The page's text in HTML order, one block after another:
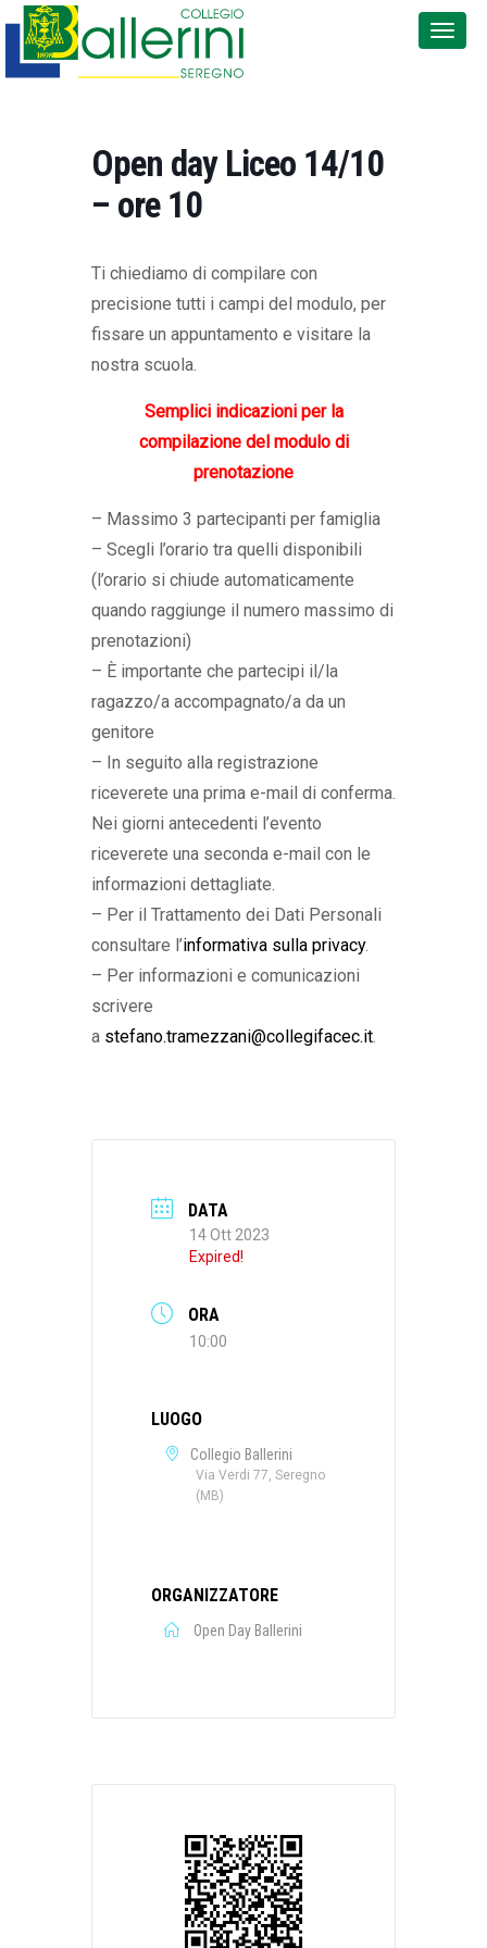
Open day Liceo 14/10
– ore 10
Ti chiediamo di compilare con
precisione tutti i campi del modulo, per
fissare un appuntamento e visitare la
nostra scuola.
Semplici indicazioni per la
compilazione del modulo di
prenotazione
– Massimo 3 partecipanti per famiglia
– Scegli l’orario tra quelli disponibili
(l’orario si chiude automaticamente
quando raggiunge il numero massimo di
prenotazioni)
– È importante che partecipi il/la
ragazzo/a accompagnato/a da un
genitore
– In seguito alla registrazione
riceverete una prima e-mail di conferma.
Nei giorni antecedenti l’evento
riceverete una seconda e-mail con le
informazioni dettagliate.
– Per il Trattamento dei Dati Personali
consultare l’informativa sulla privacy.
– Per informazioni e comunicazioni
scrivere
a stefano.tramezzani@collegifacec.it.
DATA
14 Ott 2023
Expired!
ORA
10:00
LUOGO
Collegio Ballerini
Via Verdi 77, Seregno
(MB)
ORGANIZZATORE
Open Day Ballerini